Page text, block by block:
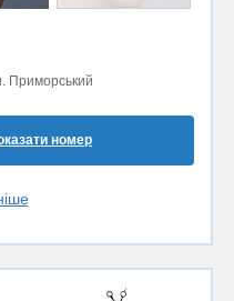
Приморський
номер